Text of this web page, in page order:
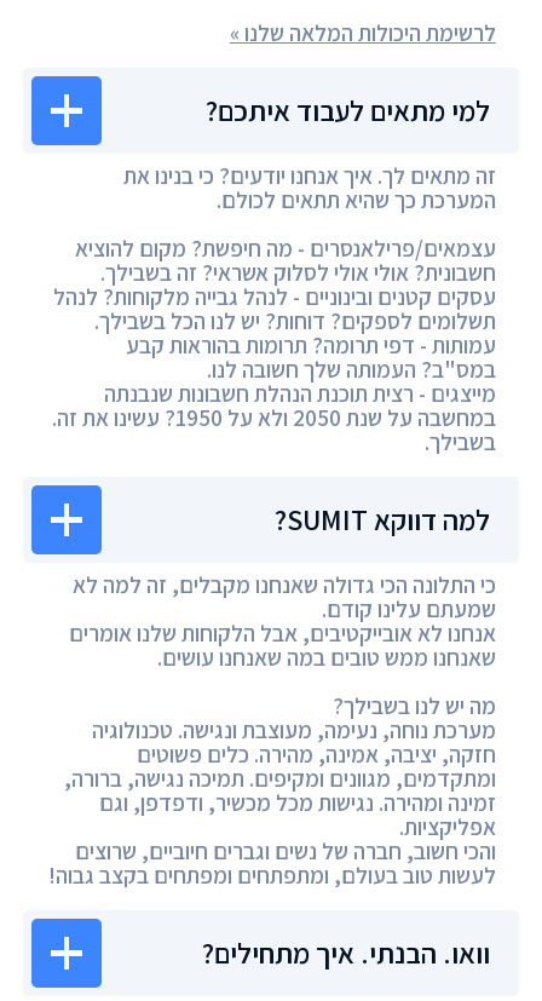
לרשימת היכולות המלאה שלנו »
למי מתאים לעבוד איתכם?
זה מתאים לך. איך אנחנו יודעים? כי בנינו את
המערכת כך שהיא תתאים לכולם.
עצמאים/פרילאנסרים - מה חיפשת? מקום להוציא
חשבונית? אולי אולי לסלוק אשראי? זה בשבילך.
עסקים קטנים ובינוניים - לנהל גבייה מלקוחות? לנהל
תשלומים לספקים? דוחות? יש לנו הכל בשבילך.
עמותות - דפי תרומה? תרומות בהוראות קבע
במס"ב? העמותה שלך חשובה לנו.
מייצגים - רצית תוכנת הנהלת חשבונות שנבנתה
במחשבה על שנת 2050 ולא על 1950? עשינו את זה.
בשבילך.
למה דווקא SUMIT?
כי התלונה הכי גדולה שאנחנו מקבלים, זה למה לא
שמעתם עלינו קודם.
אנחנו לא אובייקטיבים, אבל הלקוחות שלנו אומרים
שאנחנו ממש טובים במה שאנחנו עושים.
מה יש לנו בשבילך?
מערכת נוחה, נעימה, מעוצבת ונגישה. טכנולוגיה
חזקה, יציבה, אמינה, מהירה. כלים פשוטים
ומתקדמים, מגוונים ומקיפים. תמיכה נגישה, ברורה,
זמינה ומהירה. נגישות מכל מכשיר, ודפדפן, וגם
אפליקציות.
והכי חשוב, חברה של נשים וגברים חיוביים, שרוצים
לעשות טוב בעולם, ומתפתחים ומפתחים בקצב גבוה!
וואו. הבנתי. איך מתחילים?